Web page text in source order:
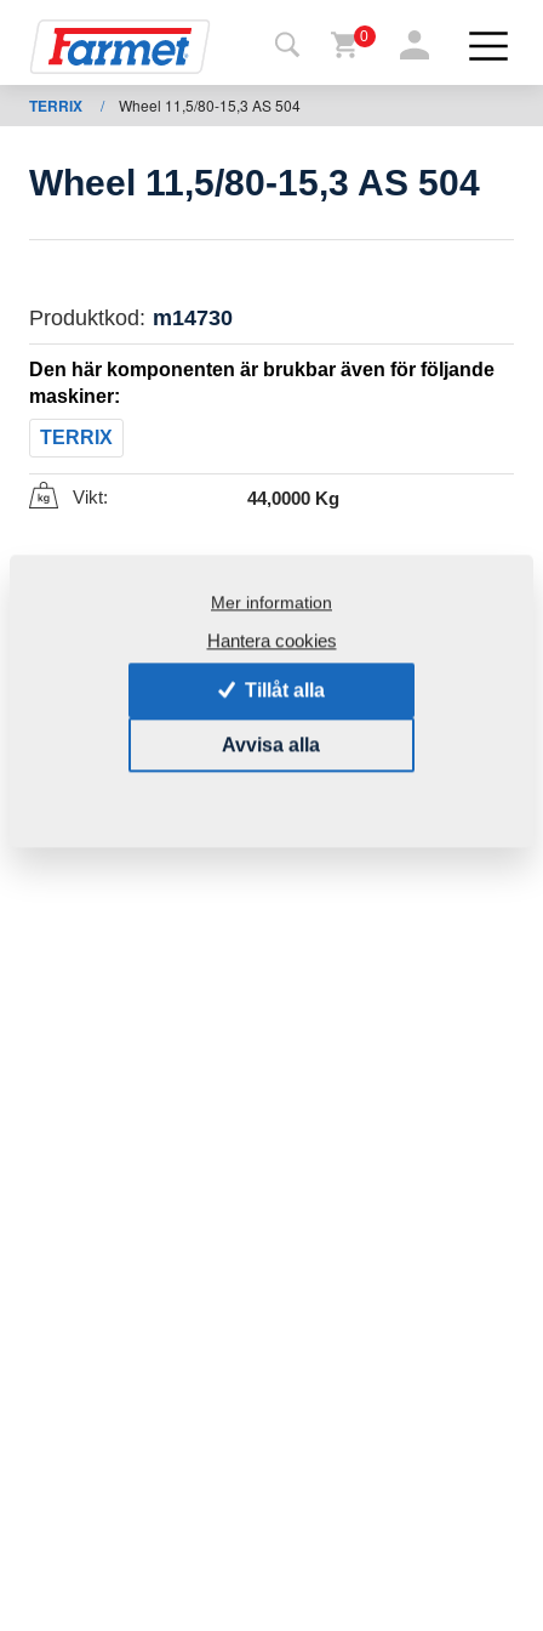
shop
Mina
maskiner
För
nedladdning
0
TERRIX / Wheel 11,5/80-15,3 AS 504
Wheel 11,5/80-15,3 AS 504
Produktkod: m14730
Den här komponenten är brukbar även för följande
maskiner:
TERRIX
Vikt: 44,0000 Kg
Mer information
Hantera cookies
Tillåt alla
Avvisa alla